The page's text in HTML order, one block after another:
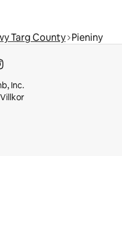
Targ County Pieniny
Inc.
Villkor